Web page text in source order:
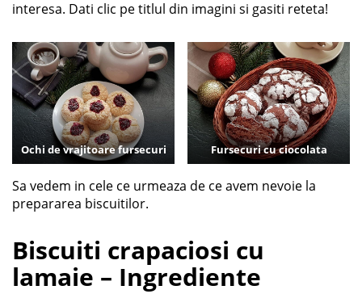
interesa. Dati clic pe titlul din imagini si gasiti reteta!
Ochi de vrajitoare fursecuri Fursecuri cu ciocolata
Sa vedem in cele ce urmeaza de ce avem nevoie la
prepararea biscuitilor.
Biscuiti crapaciosi cu
lamaie – Ingrediente